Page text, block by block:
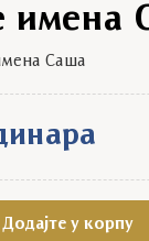
имена
Саша
quantity
Додајте у корпу